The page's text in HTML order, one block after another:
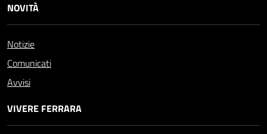
NOVITÀ
Notizie
Comunicati
Avvisi
VIVERE FERRARA